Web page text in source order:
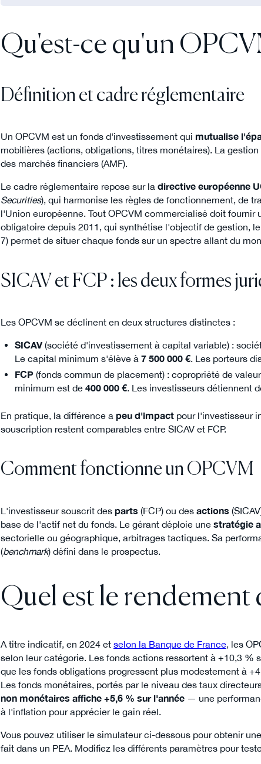
Qu'est-ce qu'un
Définition et cadre réglementaire
Un OPCVM est un fonds d'investissement qui mutualise
mobilières (actions, obligations, titres monétaires). La
des marchés financiers (AMF).
Le cadre réglementaire repose sur la directive européenne
Securities), qui harmonise les règles de fonctionnement, de
l'Union européenne. Tout OPCVM commercialisé doit fournir
obligatoire depuis 2011, qui synthétise l'objectif de gestion,
7) permet de situer chaque fonds sur un spectre allant du
SICAV et FCP : les deux formes
Les OPCVM se déclinent en deux structures distinctes :
SICAV(société d'investissement à capital variable) :
Le capital minimum s'élève à 7 500 000 €. Les porteurs
FCP(fonds commun de placement) : copropriété de
minimum est de 400 000 €. Les investisseurs détiennent
En pratique, la différence a peu d'impact pour l'investisseur
souscription restent comparables entre SICAV et FCP.
Comment fonctionne un OPCVM
L'investisseur souscrit des parts (FCP) ou des actions
base de l'actif net du fonds. Le gérant déploie une stratégie
sectorielle ou géographique, arbitrages tactiques. Sa
(benchmark) défini dans le prospectus.
Quel est le rendement
A titre indicatif, en 2024 et selon la Banque de France, les
selon leur catégorie. Les fonds actions ressortent à +10,3 %
que les fonds obligations progressent plus modestement à
Les fonds monétaires, portés par le niveau des taux
non monétaires affiche +5,6 % sur l'année — une
à l'inflation pour apprécier le gain réel.
Vous pouvez utiliser le simulateur ci-dessous pour obtenir
fait dans un PEA. Modifiez les différents paramètres pour